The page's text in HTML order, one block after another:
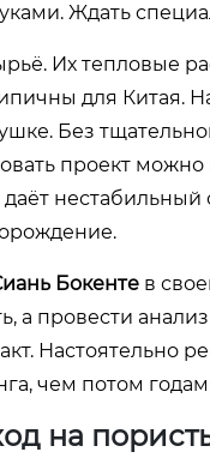
Ждать
Их тепловые
для Китая.
Без
проект
Бокенте в
а провести
Настоятельно
чем потом
на